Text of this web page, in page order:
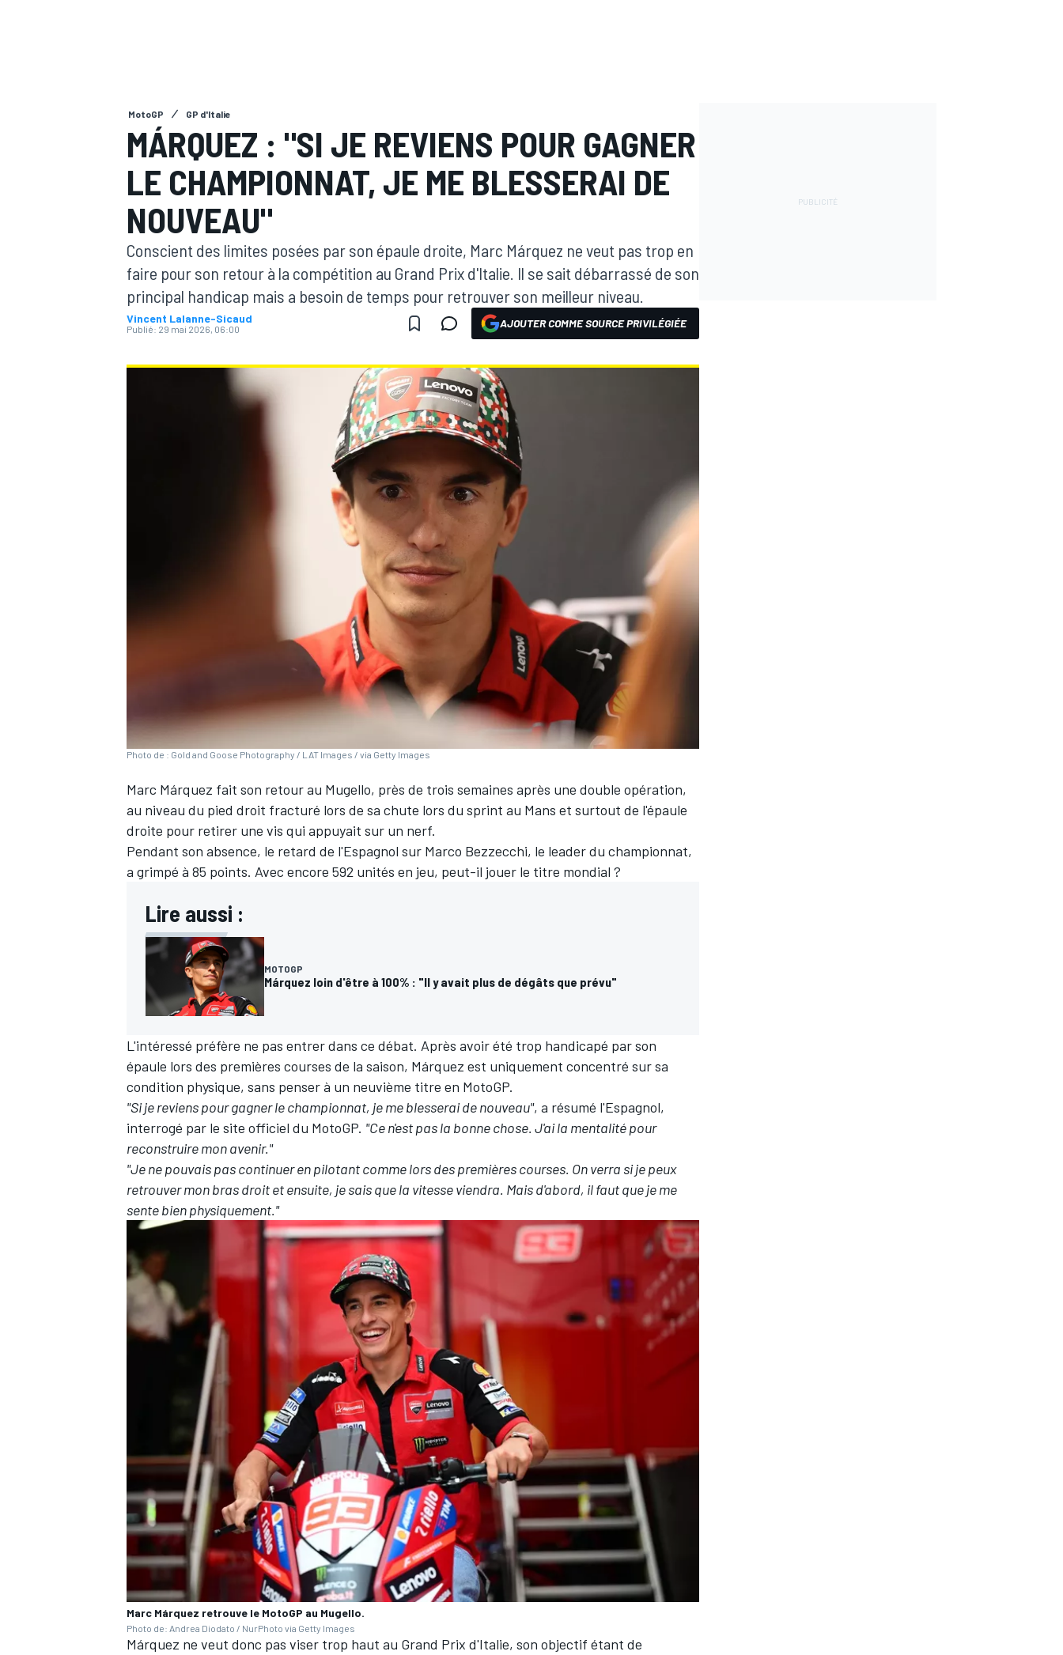
MOTOGP
AUTRES CHAMPIONNATS
MotoGP GP d'Italie
MÁRQUEZ : "SI JE REVIENS POUR GAGNER
LE CHAMPIONNAT, JE ME BLESSERAI DE
NOUVEAU"
Conscient des limites posées par son épaule droite, Marc Márquez ne veut pas trop en
faire pour son retour à la compétition au Grand Prix d'Italie. Il se sait débarrassé de son
principal handicap mais a besoin de temps pour retrouver son meilleur niveau.
Vincent Lalanne-Sicaud
Publié: 29 mai 2026, 06:00 AJOUTER COMME SOURCE PRIVILÉGIÉE
Photo de : Gold and Goose Photography / LAT Images / via Getty Images
Marc Márquez fait son retour au Mugello, près de trois semaines après une double opération,
au niveau du pied droit fracturé lors de sa chute lors du sprint au Mans et surtout de l'épaule
droite pour retirer une vis qui appuyait sur un nerf.
Pendant son absence, le retard de l'Espagnol sur Marco Bezzecchi, le leader du championnat,
a grimpé à 85 points. Avec encore 592 unités en jeu, peut-il jouer le titre mondial ?
Lire aussi :
MOTOGP
Márquez loin d'être à 100% : "Il y avait plus de dégâts que prévu"
L'intéressé préfère ne pas entrer dans ce débat. Après avoir été trop handicapé par son
épaule lors des premières courses de la saison, Márquez est uniquement concentré sur sa
condition physique, sans penser à un neuvième titre en MotoGP.
"Si je reviens pour gagner le championnat, je me blesserai de nouveau", a résumé l'Espagnol,
interrogé par le site officiel du MotoGP. "Ce n'est pas la bonne chose. J'ai la mentalité pour
reconstruire mon avenir."
"Je ne pouvais pas continuer en pilotant comme lors des premières courses. On verra si je peux
retrouver mon bras droit et ensuite, je sais que la vitesse viendra. Mais d'abord, il faut que je me
sente bien physiquement."
Marc Márquez retrouve le MotoGP au Mugello.
Photo de: Andrea Diodato / NurPhoto via Getty Images
Márquez ne veut donc pas viser trop haut au Grand Prix d'Italie, son objectif étant de